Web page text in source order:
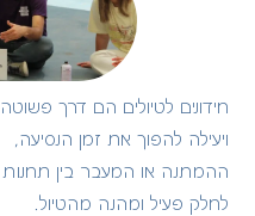
חידונים לטיולים הם דרך פשוטה
ויעילה להפוך את זמן הנסיעה,
ההמתנה או המעבר בין תחנות
לחלק פעיל ומהנה מהטיול.